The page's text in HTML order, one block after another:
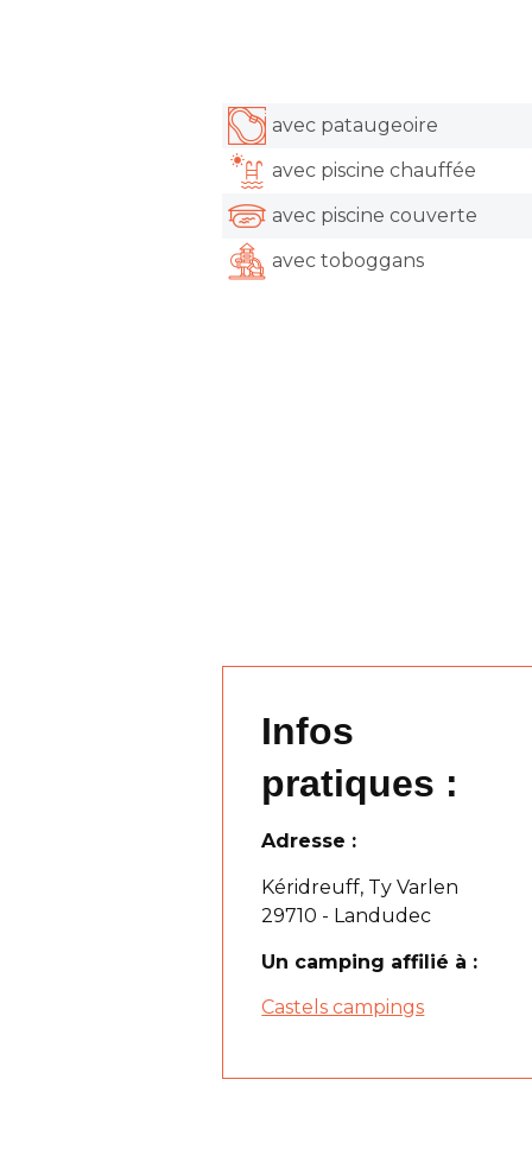
avec pataugeoire
avec piscine chauffée
avec piscine couverte
avec toboggans
Infos
pratiques :
Adresse :
Kéridreuff, Ty Varlen
29710 - Landudec
Un camping affilié à :
Castels campings